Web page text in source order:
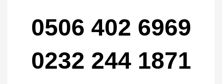
0506 402 6969
0232 244 1871